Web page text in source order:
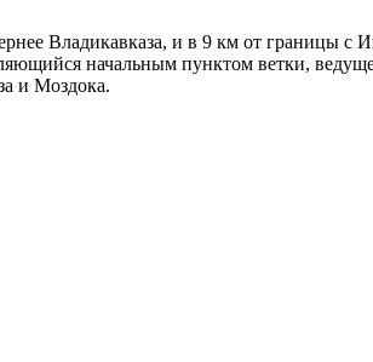
Владикавказа, и в 9 км от границы с
начальным пунктом ветки,
и Моздока.